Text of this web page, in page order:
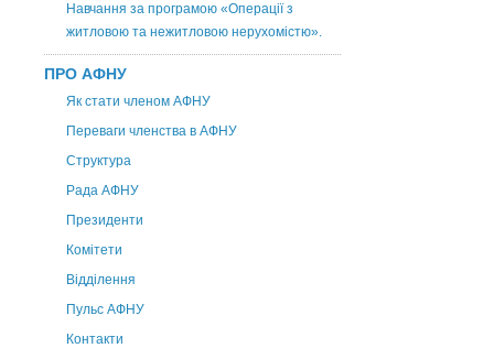
Навчання за програмою «Операції з
житловою та нежитловою нерухомістю».
ПРО АФНУ
Як стати членом АФНУ
Переваги членства в АФНУ
Структура
Рада АФНУ
Президенти
Комітети
Відділення
Пульс АФНУ
Контакти